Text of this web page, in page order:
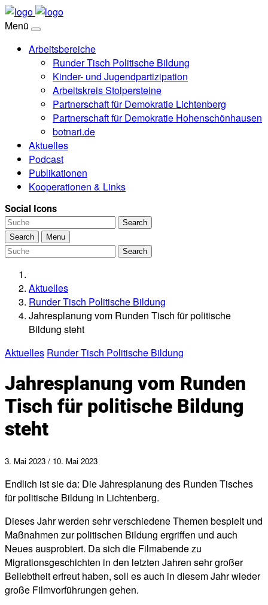
Menü
Arbeitsbereiche
Runder Tisch Politische Bildung
Kinder- und Jugendpartizipation
Arbeitskreis Stolpersteine
Partnerschaft für Demokratie Lichtenberg
Partnerschaft für Demokratie Hohenschön­hausen
botnari.de
Aktuelles
Podcast
Publikationen
Kooperationen & Links
Social Icons
Search
Search
Menu
Search
Aktuelles
Runder Tisch Politische Bildung
Jahresplanung vom Runden Tisch für politische
Bildung steht
Aktuelles Runder Tisch Politische Bildung
Jahresplanung vom Runden
Tisch für politische Bildung
steht
3. Mai 2023 / 10. Mai 2023
Endlich ist sie da: Die Jahresplanung des Runden Tisches
für politische Bildung in Lichtenberg.
Dieses Jahr werden sehr verschiedene Themen bespielt und
Maßnahmen zur politischen Bildung ergriffen und auch
Neues ausprobiert. Da sich die Filmabende zu
Migrationsgeschichten in den letzten Jahren sehr großer
Beliebtheit erfreut haben, soll es auch in diesem Jahr wieder
große Filmvorführungen gehen.